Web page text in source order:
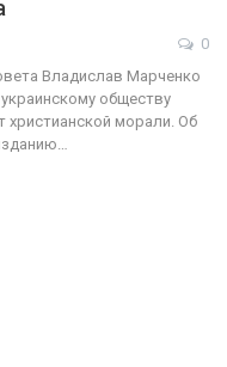
0
Владислав Марченко
обществу
христианской морали. Об